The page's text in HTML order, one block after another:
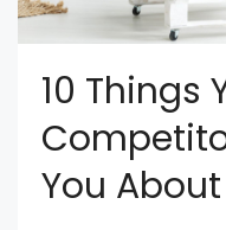
10 Things
You